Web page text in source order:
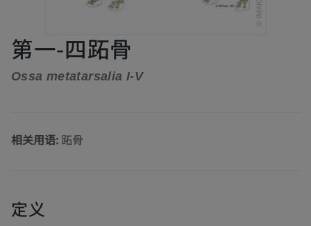
第一-四跖骨
Ossa metatarsalia I-V
相关用语: 跖骨
定义